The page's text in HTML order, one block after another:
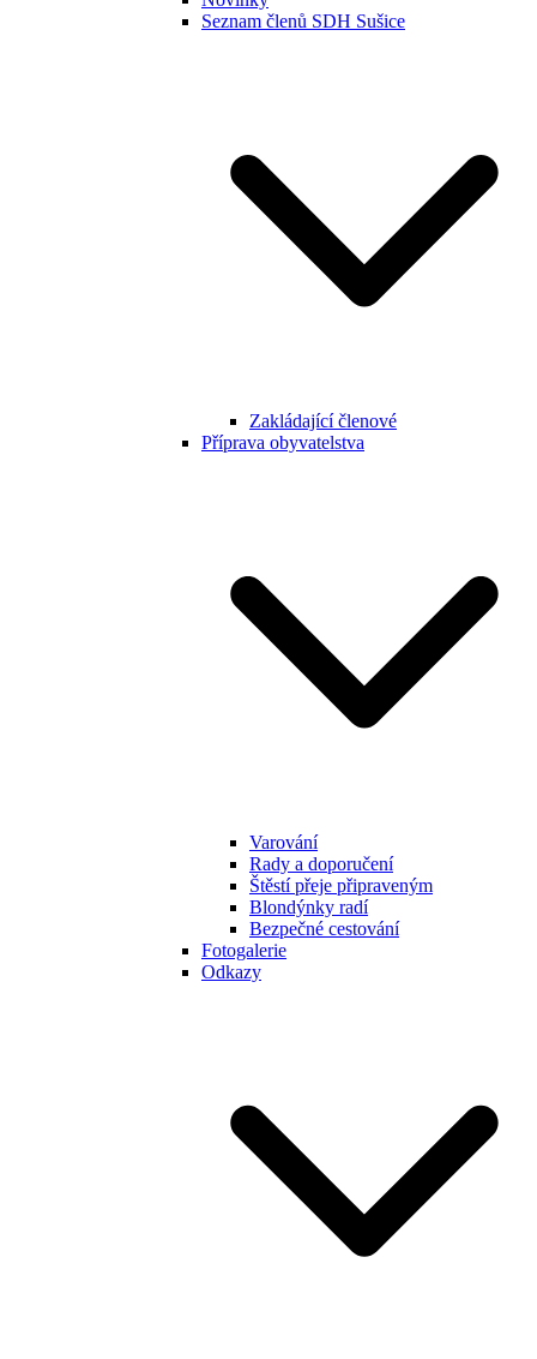
Seznam členů SDH Sušice
Zakládající členové
Příprava obyvatelstva
Varování
Rady a doporučení
Štěstí přeje připraveným
Blondýnky radí
Bezpečné cestování
Fotogalerie
Odkazy